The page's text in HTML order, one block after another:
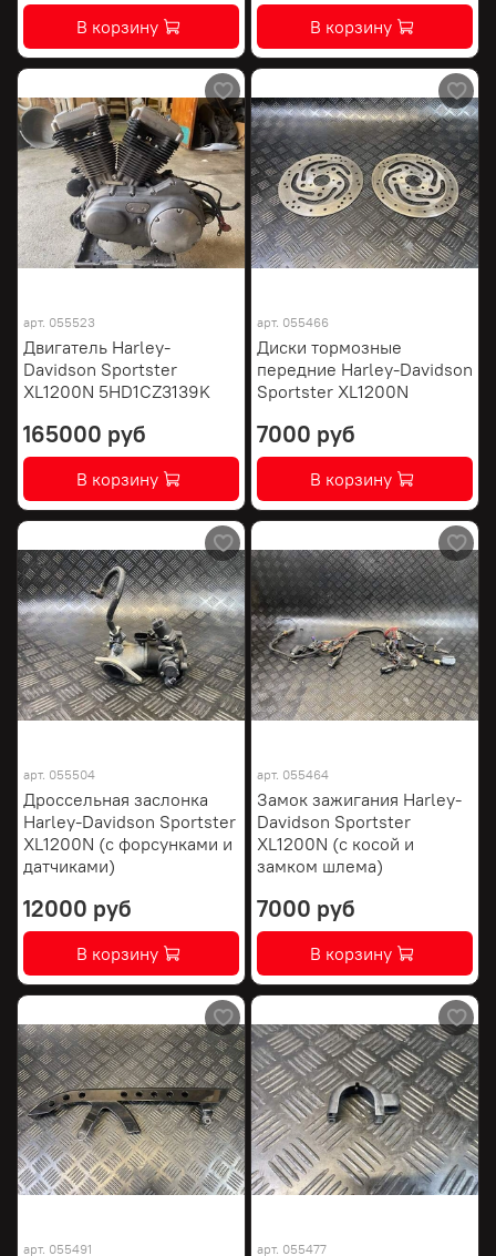
В корзину В корзину
арт. 055523
Двигатель Harley-
Davidson Sportster
XL1200N 5HD1CZ3139K
165000 руб
В корзину
арт. 055466
Диски тормозные
передние Harley-Davidson
Sportster XL1200N
7000 руб
В корзину
арт. 055504
Дроссельная заслонка
Harley-Davidson Sportster
XL1200N (с форсунками и
датчиками)
12000 руб
В корзину
арт. 055464
Замок зажигания Harley-
Davidson Sportster
XL1200N (с косой и
замком шлема)
7000 руб
В корзину
арт. 055491 арт. 055477